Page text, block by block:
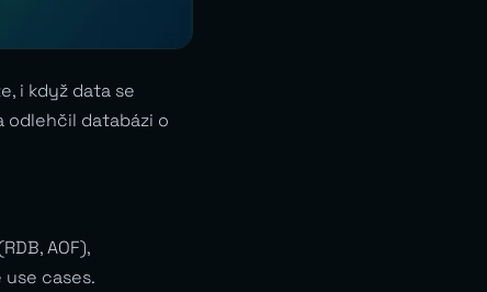
i když data se
odlehčil databázi o
AOF),
cases.